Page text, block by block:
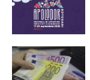
Despre noi /
Proiecte